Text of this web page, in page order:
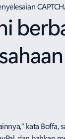
kata